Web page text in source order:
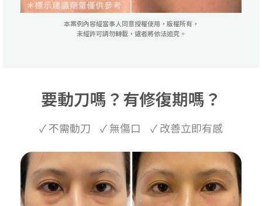
本案例內容經當事人同意授權使用，版權所有，
未經許可請勿轉載，違者將依法追究。
要動刀嗎？有修復期嗎？
✓ 不需動刀 ✓ 無傷口 ✓ 改善立即有感